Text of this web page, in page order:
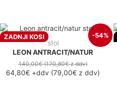
ZADNJI KOSI -54%
stol
LEON ANTRACIT/NATUR
140,00€(170,80€z ddv)
64,80€ +ddv (79,00€ z ddv)